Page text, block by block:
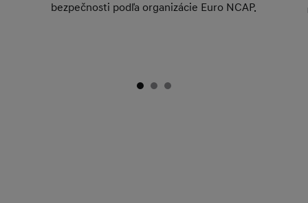
bezpečnosti podľa organizácie Euro NCAP.